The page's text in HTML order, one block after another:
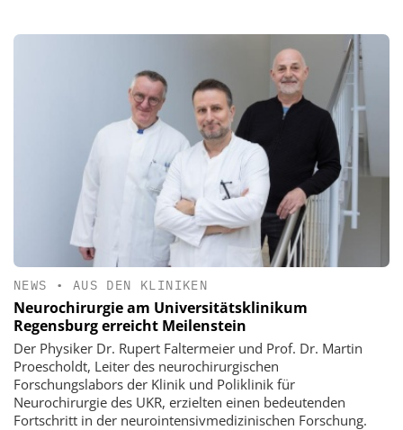
NEWS • AUS DEN KLINIKEN
Neurochirurgie am Universitätsklinikum
Regensburg erreicht Meilenstein
Der Physiker Dr. Rupert Faltermeier und Prof. Dr. Martin
Proescholdt, Leiter des neurochirurgischen
Forschungslabors der Klinik und Poliklinik für
Neurochirurgie des UKR, erzielten einen bedeutenden
Fortschritt in der neurointensivmedizinischen Forschung.